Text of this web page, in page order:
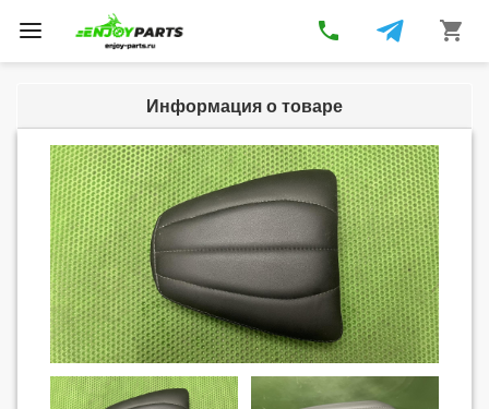
Toggle
navigation
phone shopping_cart
Информация о товаре